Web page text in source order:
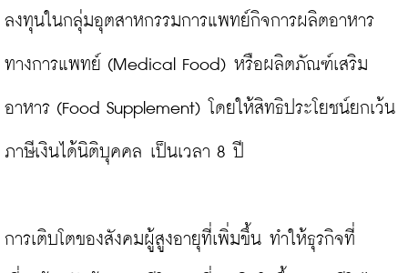
ลงทุนในกลุ่มอุตสาหกรรมการแพทย์กิจการผลิตอาหาร
ทางการแพทย์ (Medical Food) หรือผลิตภัณฑ์เสริม
อาหาร (Food Supplement) โดยให้สิทธิประโยชน์ยกเว้น
ภาษีเงินได้นิติบุคคล เป็นเวลา 8 ปี
การเติบโตของสังคมผู้สูงอายุที่เพิ่มขึ้น ทำให้ธุรกิจที่